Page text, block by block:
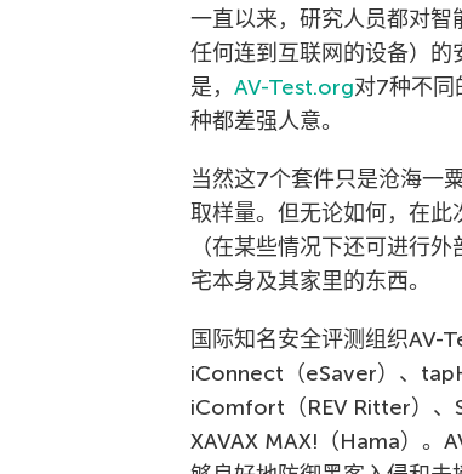
一直以来，研究人员都对
任何连到互联网的设备）的
是， AV-Test.org对7种不同
种都差强人意。
当然这7个套件只是沧海一
取样量。但无论如何，在
（在某些情况下还可进行
宅本身及其家里的东西。
国际知名安全评测组织AV-
iConnect（eSaver）、
iComfort（REV Ritter）、
XAVAX MAX!（Hama）。